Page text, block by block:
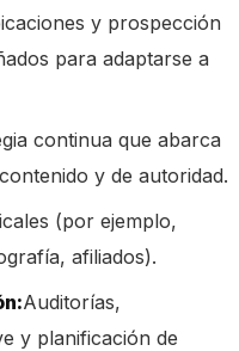
y prospección
para adaptarse a
continua que abarca
y de autoridad.
(por ejemplo,
afiliados).
Auditorías,
y planificación de